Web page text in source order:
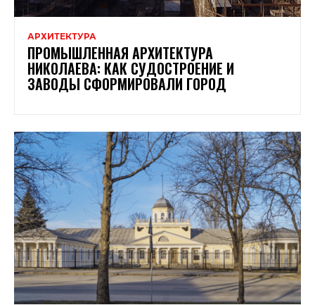
АРХИТЕКТУРА
ПРОМЫШЛЕННАЯ АРХИТЕКТУРА
НИКОЛАЕВА: КАК СУДОСТРОЕНИЕ И
ЗАВОДЫ СФОРМИРОВАЛИ ГОРОД